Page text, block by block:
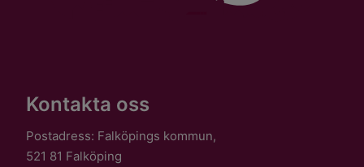
Kontakta oss
Postadress: Falköpings kommun,
521 81 Falköping